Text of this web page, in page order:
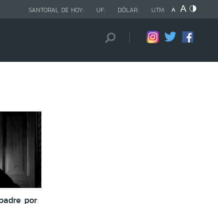
SANTORAL DE HOY: UF: DÓLAR: UTM:
por